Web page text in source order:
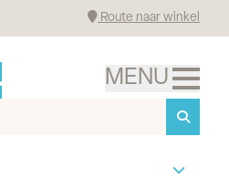
Route naar winkel